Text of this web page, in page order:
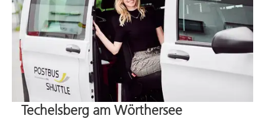
Techelsberg am Wörthersee